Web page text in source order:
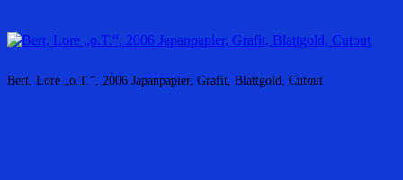
Bert, Lore „o.T.“, 2006 Japanpapier, Grafit, Blattgold, Cutout